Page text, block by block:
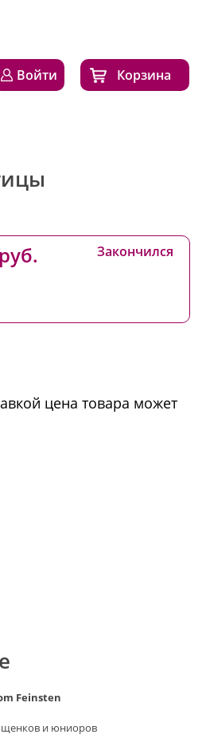
Войти Корзина
Закончился
цена товара может
Feinsten
и юниоров